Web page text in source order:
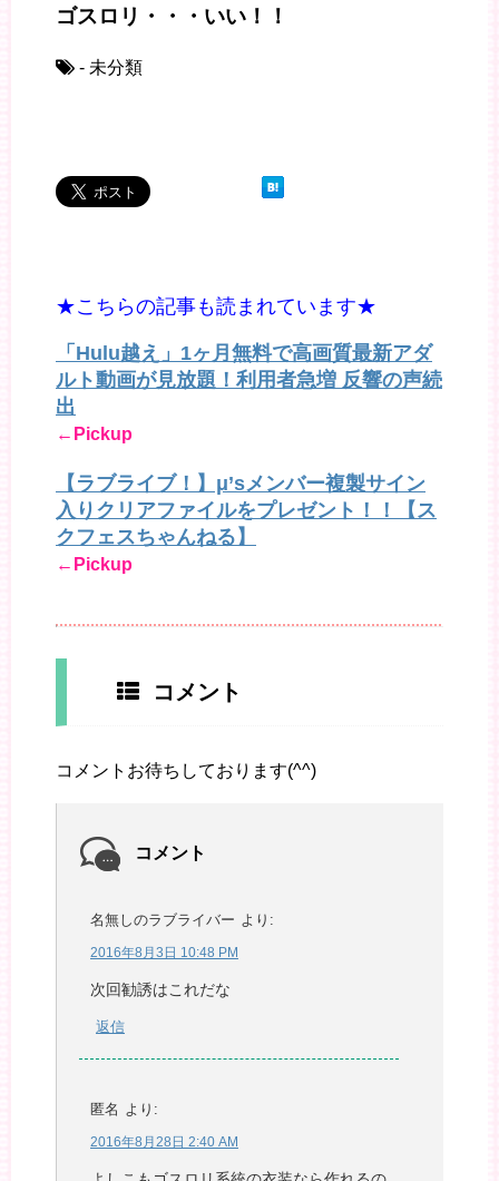
ゴスロリ・・・いい！！
- 未分類
★こちらの記事も読まれています★
「Hulu越え」1ヶ月無料で高画質最新アダ
ルト動画が見放題！利用者急増 反響の声続
出
←Pickup
【ラブライブ！】μ’sメンバー複製サイン
入りクリアファイルをプレゼント！！【ス
クフェスちゃんねる】
←Pickup
コメント
コメントお待ちしております(^^)
コメント
名無しのラブライバー より:
2016年8月3日 10:48 PM
次回勧誘はこれだな
返信
匿名 より:
2016年8月28日 2:40 AM